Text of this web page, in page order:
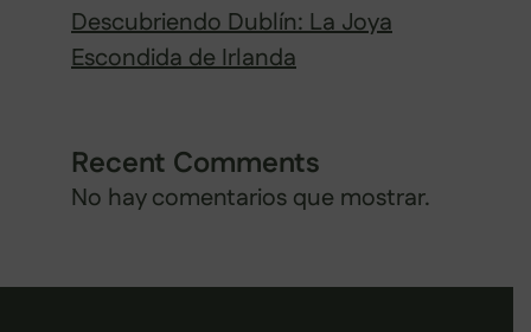
Descubriendo Dublín: La Joya
Escondida de Irlanda
Recent Comments
No hay comentarios que mostrar.